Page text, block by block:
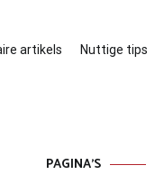
artikels Nuttige tips
PAGINA’S